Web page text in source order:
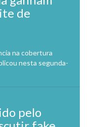
de
na cobertura
nesta segunda-
pelo